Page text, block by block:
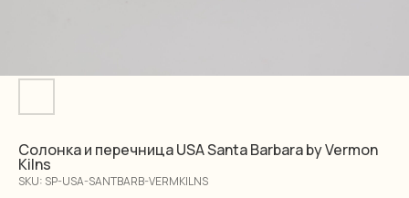
Солонка и перечница USA Santa Barbara by Vermon
Kilns
SKU: SP-USA-SANTBARB-VERMKILNS